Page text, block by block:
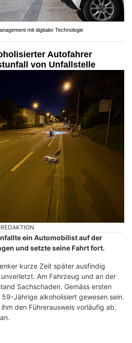
mit digitaler Technologie
Autofahrer
von Unfallstelle
ein Automobilist auf der
und setzte seine Fahrt fort.
kurze Zeit später ausfindig
Am Fahrzeug und an der
Sachschaden. Gemäss ersten
Jährige alkoholisiert gewesen sein.
den Führerausweis vorläufig ab.